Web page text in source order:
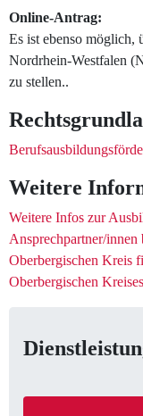
Online-Antrag:
Es ist ebenso möglich,
Nordrhein-Westfalen
zu stellen..
Weitere
Weitere Infos zur
Ansprechpartner/
Oberbergischen Kreis
Oberbergischen